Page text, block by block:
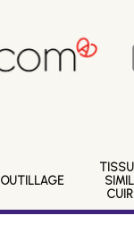
OUTILLAGE
SIMILI
CUIR